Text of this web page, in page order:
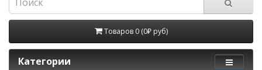
Товаров 0 (0₽ руб)
Категории